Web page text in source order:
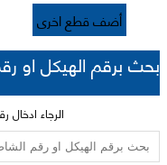
أضف قطع اخرى
بحث برقم الهيكل او
الرجاء